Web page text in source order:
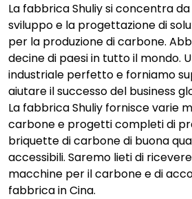
La fabbrica Shuliy si concentra
sviluppo e la progettazione di
per la produzione di carbone.
decine di paesi in tutto il mondo.
industriale perfetto e forniamo
aiutare il successo del business
La fabbrica Shuliy fornisce varie
carbone e progetti completi di
briquette di carbone di buona
accessibili. Saremo lieti di
macchine per il carbone e di
fabbrica in Cina.